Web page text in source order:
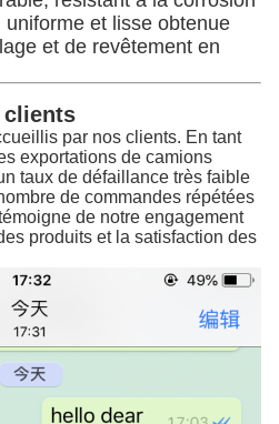
et lisse obtenue
et de revêtement en
clients
par nos clients. En tant
exportations de camions
taux de défaillance très faible
de commandes répétées
de notre engagement
produits et la satisfaction des